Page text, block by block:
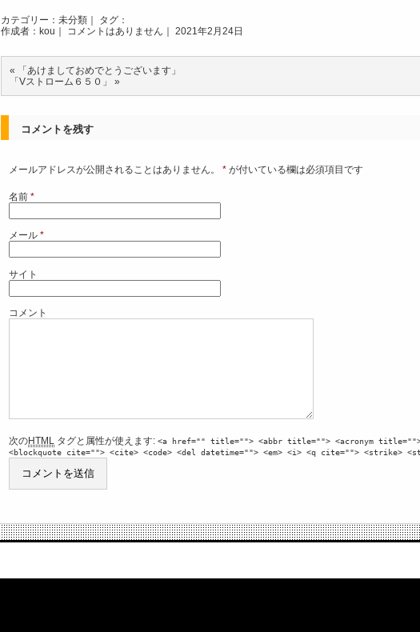
カテゴリー： 未分類 ｜ タグ：
作成者：kou｜ コメントはありません ｜ 2021年2月24日
«
「あけましておめでとうございます」
「Vストローム６５０」
»
コメントを残す
メールアドレスが公開されることはありません。 * が付いている欄は必須項目です
名前 *
メール *
サイト
コメント
次のHTML タグと属性が使えます: <a href="" title=""> <abbr title=""> <acronym title="">
<blockquote cite=""> <cite> <code> <del datetime=""> <em> <i> <q cite=""> <strike>